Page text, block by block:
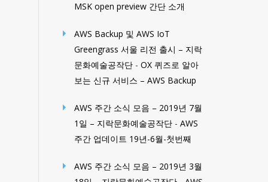
MSK open preview 간단 소개
AWS Backup 및 AWS IoT
Greengrass 서울 리전 출시 – 지락
문화예술공작단 - OX 퀴즈로 알아
보는 신규 서비스 – AWS Backup
AWS 주간 소식 모음 – 2019년 7월
1일 – 지락문화예술공작단 - AWS
주간 업데이트 19년-6월-첫번째
AWS 주간 소식 모음 – 2019년 3월